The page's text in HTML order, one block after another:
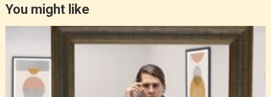
You might like